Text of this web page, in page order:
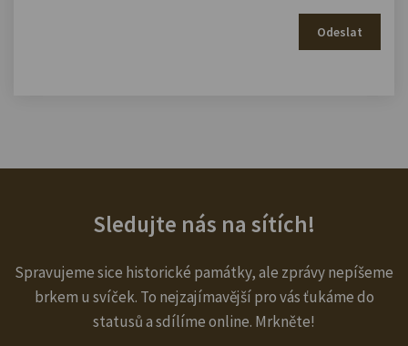
Odeslat
Sledujte nás na sítích!
Spravujeme sice historické památky, ale zprávy nepíšeme
brkem u svíček. To nejzajímavější pro vás ťukáme do
statusů a sdílíme online. Mrkněte!